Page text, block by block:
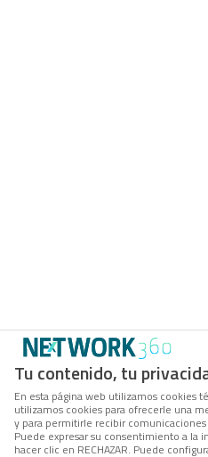
Tu contenido, tu
En esta página web utilizamos cookies
utilizamos cookies para ofrecerle una
y para permitirle recibir
Puede expresar su consentimiento a la
hacer clic en RECHAZAR. Puede